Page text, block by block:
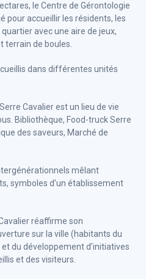
le Centre de Gérontologie
pour accueillir les résidents, les
avec une aire de jeux,
terrain de boules.
dans différentes unités
Cavalier est un lieu de vie
Bibliothèque, Food-truck Serre
des saveurs, Marché de
mêlant
symboles d’un établissement
réaffirme son
sur la ville (habitants du
du développement d’initiatives
et des visiteurs.